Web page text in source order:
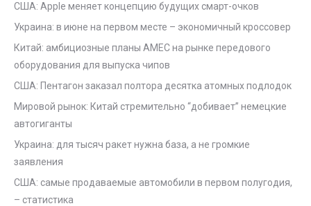
США: Apple меняет концепцию будущих смарт-очков
Украина: в июне на первом месте – экономичный кроссовер
Китай: амбициозные планы AMEC на рынке передового
оборудования для выпуска чипов
США: Пентагон заказал полтора десятка атомных подлодок
Мировой рынок: Китай стремительно “добивает” немецкие
автогиганты
Украина: для тысяч ракет нужна база, а не громкие
заявления
США: самые продаваемые автомобили в первом полугодия,
– статистика